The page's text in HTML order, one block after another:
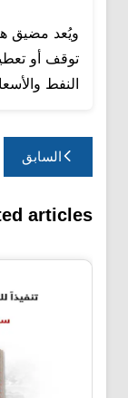
ويُعد مضيق
توقف أو
النفط
تصفّح
المقالات
السابق
articles